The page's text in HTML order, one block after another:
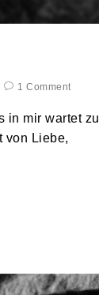
1 Comment
in mir wartet zu
von Liebe,